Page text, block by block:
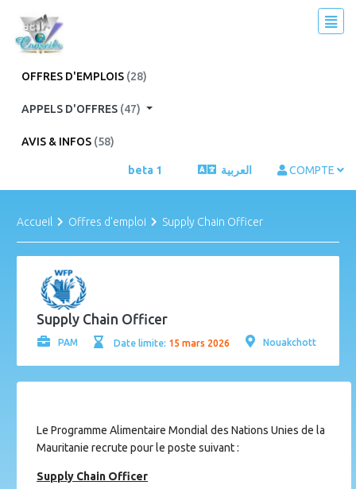
OFFRES D'EMPLOIS (28)
APPELS D'OFFRES (47)
AVIS & INFOS (58)
beta 1 العربية COMPTE
Accueil Offres d'emploi Supply Chain Officer
Supply Chain Officer
PAM Date limite: 15 mars 2026 Nouakchott
Le Programme Alimentaire Mondial des Nations Unies de la
Mauritanie recrute pour le poste suivant :
Supply Chain Officer